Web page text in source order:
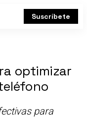
Suscríbete
optimizar
para